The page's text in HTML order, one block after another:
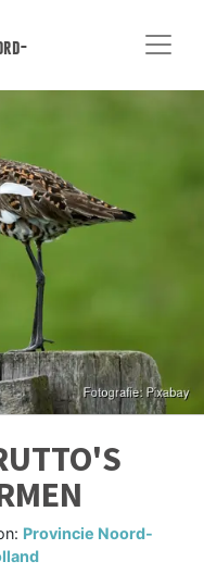
Provincie Noord-